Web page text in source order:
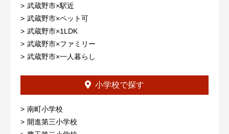
武蔵野市×駅近
武蔵野市×ペット可
武蔵野市×1LDK
武蔵野市×ファミリー
武蔵野市×一人暮らし
小学校で探す
南町小学校
開進第三小学校